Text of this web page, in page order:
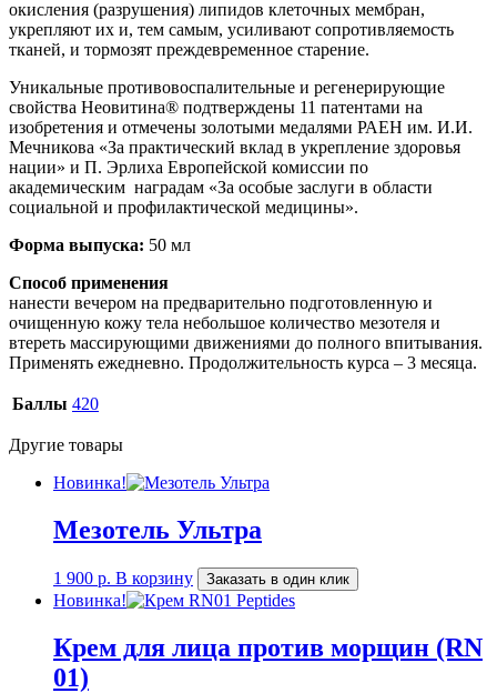
окисления (разрушения) липидов клеточных мембран,
укрепляют их и, тем самым, усиливают сопротивляемость
тканей, и тормозят преждевременное старение.
Уникальные противовоспалительные и регенерирующие
свойства Неовитина® подтверждены 11 патентами на
изобретения и отмечены золотыми медалями РАЕН им. И.И.
Мечникова «За практический вклад в укрепление здоровья
нации» и П. Эрлиха Европейской комиссии по
академическим наградам «За особые заслуги в области
социальной и профилактической медицины».
Форма выпуска: 50 мл
Способ применения
нанести вечером на предварительно подготовленную и
очищенную кожу тела небольшое количество мезотеля и
втереть массирующими движениями до полного впитывания.
Применять ежедневно. Продолжительность курса – 3 месяца.
Баллы 420
Другие товары
Новинка!
Мезотель Ультра
1 900 р. В корзину Заказать в один клик
Новинка!
Крем для лица против морщин (RN
01)